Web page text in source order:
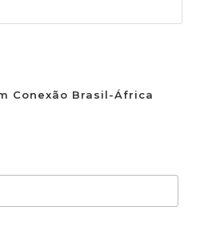
Conexão Brasil-África